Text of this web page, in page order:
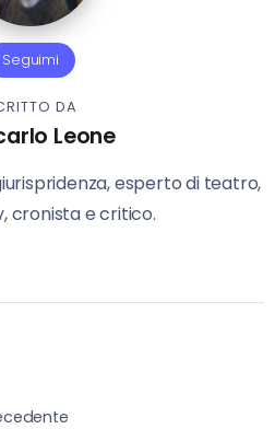
Seguimi
DA
Leone
esperto di teatro,
cronista e critico.